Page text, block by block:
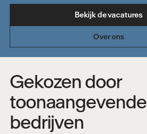
Bekijk de vacatures
Over ons
Gekozen door
toonaangevende
bedrijven